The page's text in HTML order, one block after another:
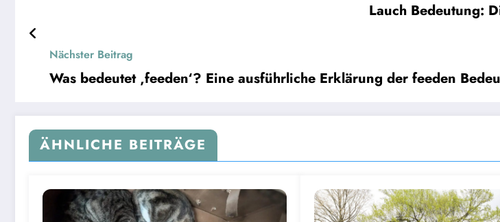
Lauch Bedeutung:
Nächster Beitrag
Was bedeutet ‚feeden‘? Eine ausführliche Erklärung der feeden
ÄHNLICHE BEITRÄGE